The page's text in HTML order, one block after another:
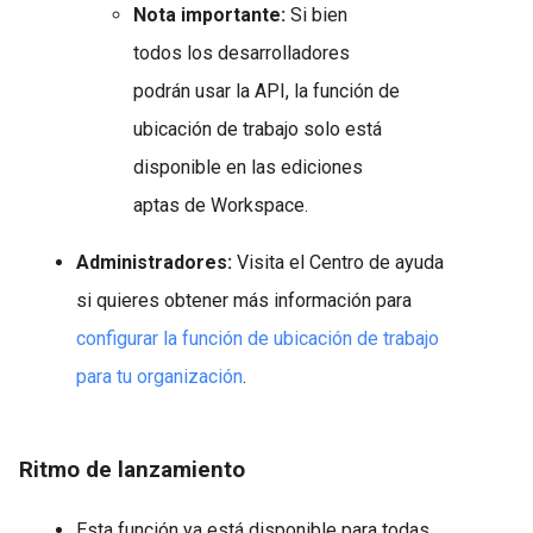
Nota importante: Si bien
todos los desarrolladores
podrán usar la API, la función de
ubicación de trabajo solo está
disponible en las ediciones
aptas de Workspace.
Administradores: Visita el Centro de ayuda
si quieres obtener más información para
configurar la función de ubicación de trabajo
para tu organización.
Ritmo de lanzamiento